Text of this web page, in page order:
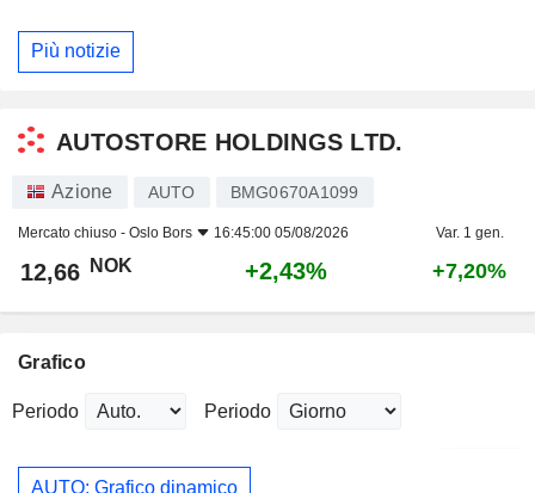
Più notizie
AUTOSTORE HOLDINGS LTD.
Azione AUTO BMG0670A1099
Mercato chiuso - Oslo Bors 16:45:00 05/08/2026 Var. 1 gen.
12,66 NOK +2,43% +7,20%
Grafico
Periodo Periodo
AUTO: Grafico dinamico